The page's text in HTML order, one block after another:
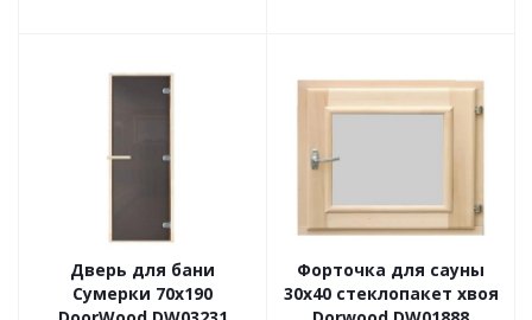
Дверь для бани
Сумерки 70х190
Форточка для сауны
30х40 стеклопакет хвоя